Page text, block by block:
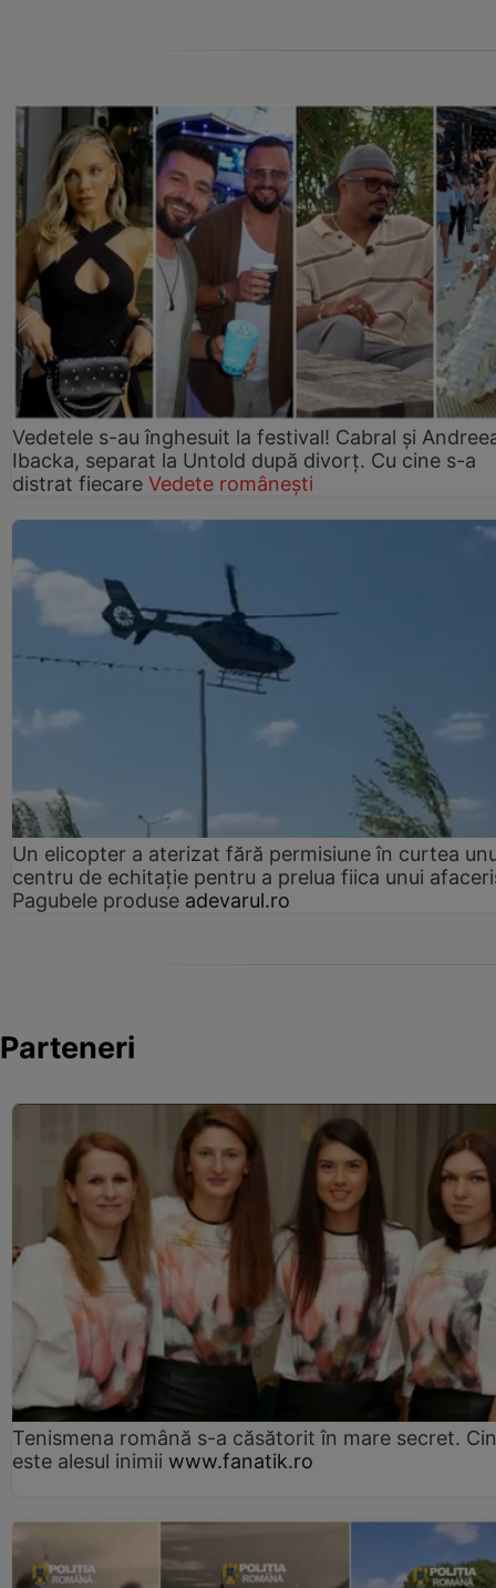
Vedetele s-au înghesuit la festival! Cabral și
Ibacka, separat la Untold după divorț. Cu cine s-a
distrat fiecare Vedete românești
Un elicopter a aterizat fără permisiune în curtea
centru de echitație pentru a prelua fiica unui
Pagubele produse adevarul.ro
Parteneri
Tenismena română s-a căsătorit în mare secret.
este alesul inimii www.fanatik.ro